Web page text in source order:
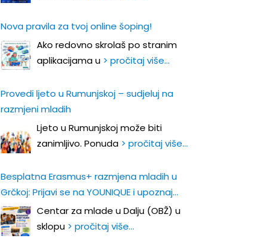
Nova pravila za tvoj online šoping!
Ako redovno skrolaš po stranim
aplikacijama u > pročitaj više…
Provedi ljeto u Rumunjskoj – sudjeluj na
razmjeni mladih
Ljeto u Rumunjskoj može biti
zanimljivo. Ponuda > pročitaj više…
Besplatna Erasmus+ razmjena mladih u
Grčkoj: Prijavi se na YOUNIQUE i upoznaj
Europu iz prve ruke!
Centar za mlade u Dalju (OBŽ) u
sklopu > pročitaj više…